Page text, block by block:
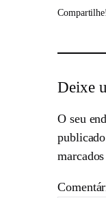
Compartilhe!
Deixe
O seu